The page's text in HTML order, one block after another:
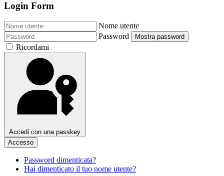
Login Form
Nome utente
Password
Mostra password
Ricordami
Accedi con una passkey
Accesso
Password dimenticata?
Hai dimenticato il tuo nome utente?